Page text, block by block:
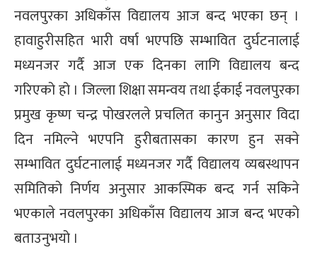
नवलपुरका अधिकाँस विद्यालय आज बन्द भएका छन् ।
हावाहुरीसहित भारी वर्षा भएपछि सम्भावित दुर्घटनालाई
मध्यनजर गर्दै आज एक दिनका लागि विद्यालय बन्द
गरिएको हो । जिल्ला शिक्षा समन्वय तथा ईकाई नवलपुरका
प्रमुख कृष्ण चन्द्र पोखरलले प्रचलित कानुन अनुसार विदा
दिन नमिल्ने भएपनि हुरीबतासका कारण हुन सक्ने
सम्भावित दुर्घटनालाई मध्यनजर गर्दै विद्यालय व्यबस्थापन
समितिको निर्णय अनुसार आकस्मिक बन्द गर्न सकिने
भएकाले नवलपुरका अधिकाँस विद्यालय आज बन्द भएको
बताउनुभयो ।